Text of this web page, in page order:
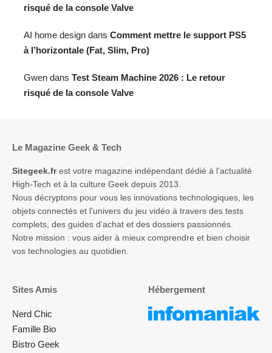
risqué de la console Valve
AI home design dans Comment mettre le support PS5
à l’horizontale (Fat, Slim, Pro)
Gwen dans Test Steam Machine 2026 : Le retour
risqué de la console Valve
Le Magazine Geek & Tech
Sitegeek.frest votre magazine indépendant dédié à l’actualité
High-Tech et à la culture Geek depuis 2013.
Nous décryptons pour vous les innovations technologiques, les
objets connectés et l’univers du jeu vidéo à travers des tests
complets, des guides d’achat et des dossiers passionnés.
Notre mission : vous aider à mieux comprendre et bien choisir
vos technologies au quotidien.
Sites Amis
Nerd Chic
Famille Bio
Bistro Geek
Hébergement